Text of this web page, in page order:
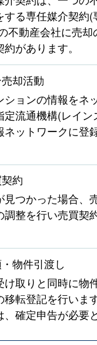
する専任媒介契約(
不動産会社に売却
があります。
却活動
ションの情報をネ
定流通機構(レイン
ネットワークに登
約
見つかった場合、
調整を行い売買契
物件引渡し
け取りと同時に物
移転登記を行いま
確定申告が必要